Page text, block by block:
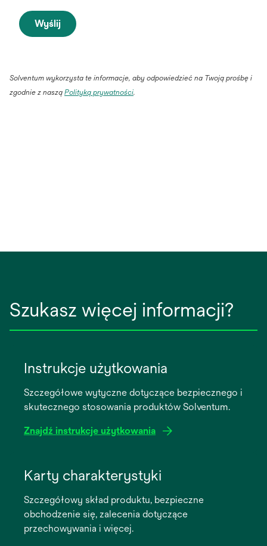
Wyślij
Solventum wykorzysta te informacje, aby odpowiedzieć na Twoją prośbę i
zgodnie z naszą Polityką prywatnościopens
.
Szukasz więcej informacji?
Instrukcje użytkowania
Szczegółowe wytyczne dotyczące bezpiecznego i
skutecznego stosowania produktów Solventum.
Znajdź instrukcje użytkowania
new
Karty charakterystyki
Szczegółowy skład produktu, bezpieczne
obchodzenie się, zalecenia dotyczące
przechowywania i więcej.